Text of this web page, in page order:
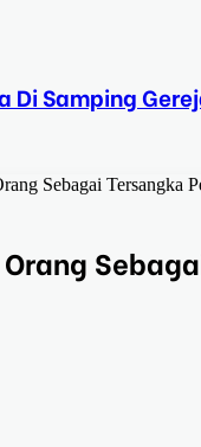
Di Samping
Sebagai Tersangka